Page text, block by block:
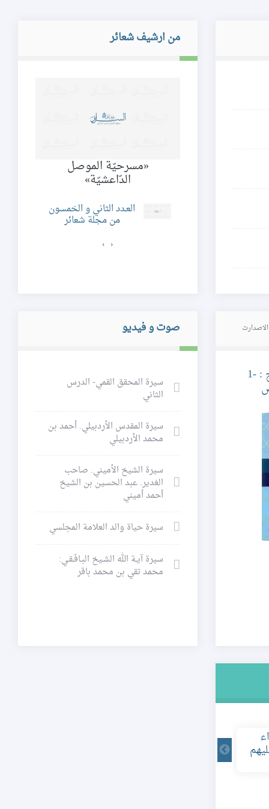
من ارشيف شعائر
«مسرحيّة الموصل
الدّاعشيّة»
العـدد الثاني و الخمسون
من مجلة شعائر
‹
›
HTML في المنهــج : -1 الجهاد الأكـبر
صوت و فيديو
سيرة المحقق القمي- الدرس
الثاني
سيرة المقدس الأردبيلي. أحمد بن
محمد الأردبيلي
سيرة الشيخ الأميني. صاحب
الغدير. عبد الحسين بن الشيخ
أحمد أميني
سيرة حياة والد العلامة المجلسي
سيرة آيـة الله الشـيخ البـافَـقـي:
محمد تقي بن محمد باقر